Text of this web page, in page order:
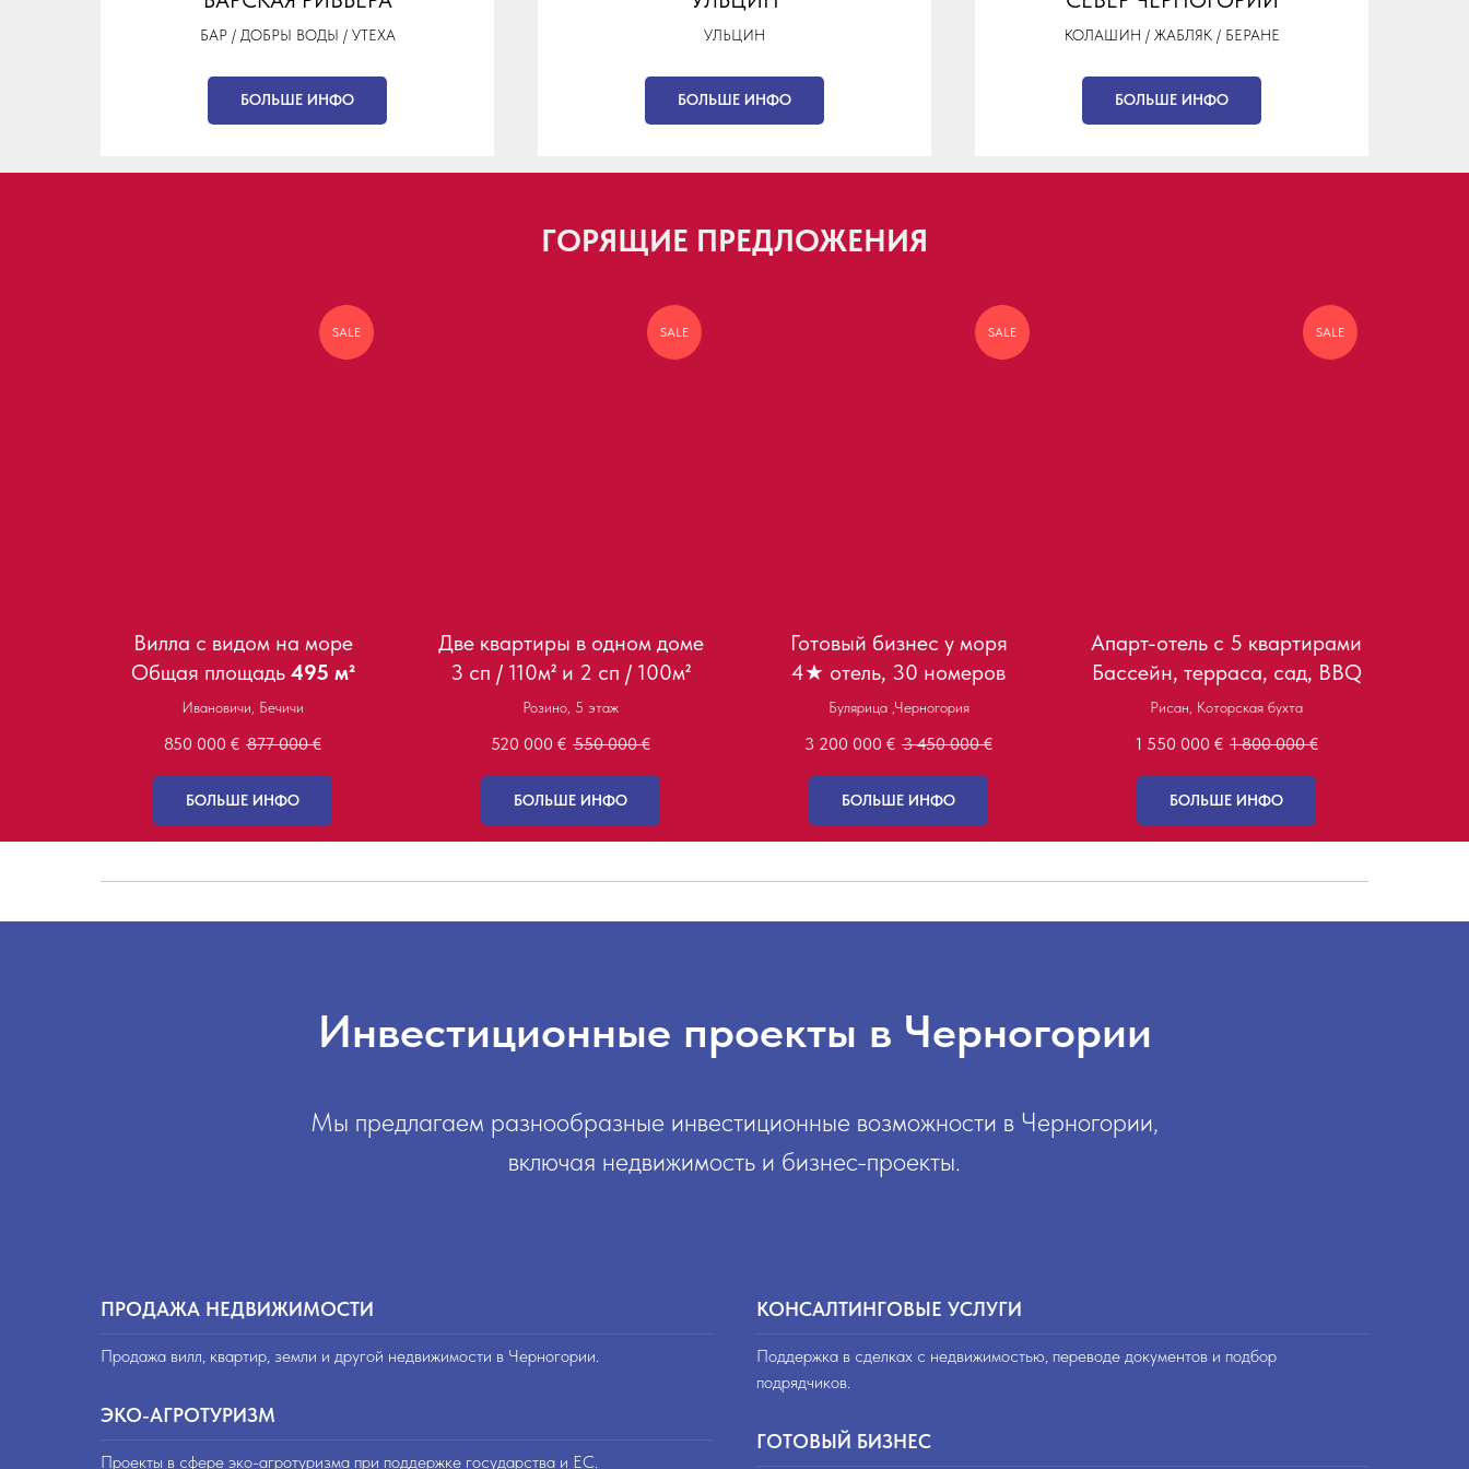
БАР / ДОБРЫ ВОДЫ / УТЕХА
БОЛЬШЕ ИНФО
УЛЬЦИН
БОЛЬШЕ ИНФО
КОЛАШИН / ЖАБЛЯК / БЕРАНЕ
БОЛЬШЕ ИНФО
ГОРЯЩИЕ ПРЕДЛОЖЕНИЯ
SALE
Вилла с видом на море
Общая площадь 495 м²
Ивановичи, Бечичи
850 000 € 877 000 €
БОЛЬШЕ ИНФО
SALE
Две квартиры в одном доме
3 сп / 110м² и 2 сп / 100м²
Розино, 5 этаж
520 000 € 550 000 €
БОЛЬШЕ ИНФО
SALE
Готовый бизнес у моря
4★ отель, 30 номеров
Булярица ,Черногория
3 200 000 € 3 450 000 €
БОЛЬШЕ ИНФО
SALE
Апарт-отель с 5 квартирами
Бассейн, терраса, сад, BBQ
Рисан, Которская бухта
1 550 000 € 1 800 000 €
БОЛЬШЕ ИНФО
Инвестиционные проекты в Черногории
Мы предлагаем разнообразные инвестиционные возможности в Черногории,
включая недвижимость и бизнес-проекты.
ПРОДАЖА НЕДВИЖИМОСТИ
Продажа вилл, квартир, земли и другой недвижимости в Черногории.
ЭКО-АГРОТУРИЗМ
Проекты в сфере эко-агротуризма при поддержке государства и ЕС.
КОНСАЛТИНГОВЫЕ УСЛУГИ
Поддержка в сделках с недвижимостью, переводе документов и подбор
подрядчиков.
ГОТОВЫЙ БИЗНЕС